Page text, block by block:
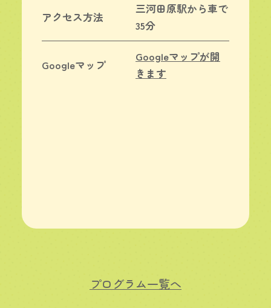
アクセス方法
三河田原駅から車で
35分
Googleマップ
Googleマップが開
きます
プログラム一覧へ